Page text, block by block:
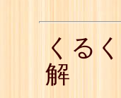
くる
解